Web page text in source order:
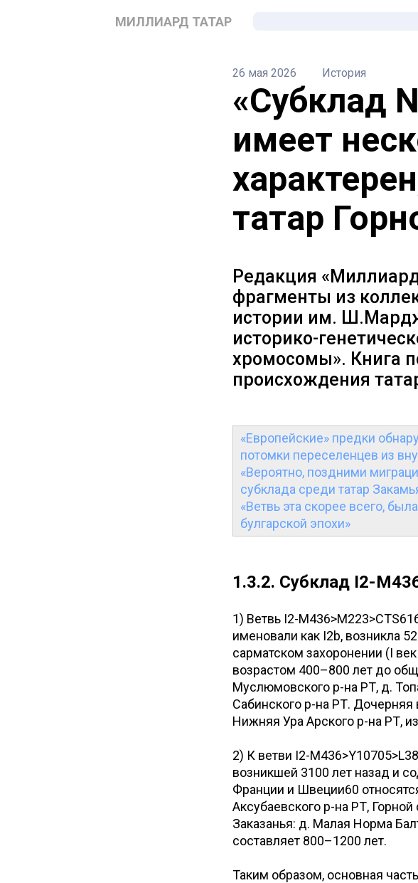
МИЛЛИАРД ТАТАР
26 мая 2026 История
«Субклад
имеет
татар
Редакция
фрагменты из
истории им.
историко-
хромосомы». Книга
происхождения
«Европейские» предки
потомки переселенцев из
«Вероятно, поздними
субклада среди татар
«Ветвь эта скорее всего,
булгарской эпохи»
1.3.2. Субклад I2-
1) Ветвь I2-
именовали как I2b, возникла
сарматском захоронении (I
возрастом 400–800 лет до
Муслюмовского р-на РТ, д.
Сабинского р-на РТ. Дочерняя
Нижняя Ура Арского р-на РТ,
2) К ветви I2-
возникшей 3100 лет назад и
Франции и Швеции60
Аксубаевского р-на РТ,
Заказанья: д. Малая Норма
составляет 800–1200 лет.
Таким образом, основная